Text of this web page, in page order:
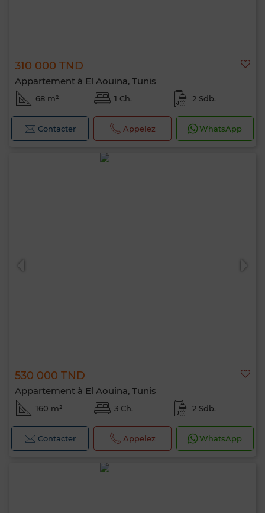
310 000 TND
Appartement à El Aouina, Tunis
68 m² 1 Ch. 2 Sdb.
Contacter Appelez WhatsApp
530 000 TND
Appartement à El Aouina, Tunis
160 m² 3 Ch. 2 Sdb.
Contacter Appelez WhatsApp